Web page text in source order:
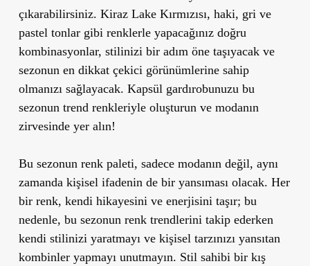
çıkarabilirsiniz. Kiraz Lake Kırmızısı, haki, gri ve
pastel tonlar gibi renklerle yapacağınız doğru
kombinasyonlar, stilinizi bir adım öne taşıyacak ve
sezonun en dikkat çekici görünümlerine sahip
olmanızı sağlayacak. Kapsül gardırobunuzu bu
sezonun trend renkleriyle oluşturun ve modanın
zirvesinde yer alın!
Bu sezonun renk paleti, sadece modanın değil, aynı
zamanda kişisel ifadenin de bir yansıması olacak. Her
bir renk, kendi hikayesini ve enerjisini taşır; bu
nedenle, bu sezonun renk trendlerini takip ederken
kendi stilinizi yaratmayı ve kişisel tarzınızı yansıtan
kombinler yapmayı unutmayın. Stil sahibi bir kış